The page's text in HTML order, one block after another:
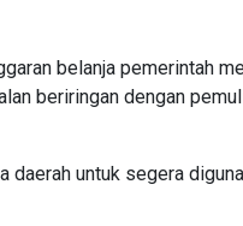
belanja pemerintah
beriringan dengan
untuk segera